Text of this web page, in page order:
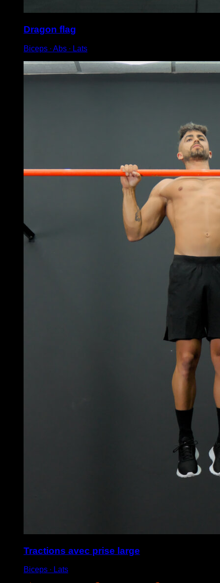
Dragon flag
Biceps ∙ Abs ∙ Lats
Tractions avec prise large
Biceps ∙ Lats